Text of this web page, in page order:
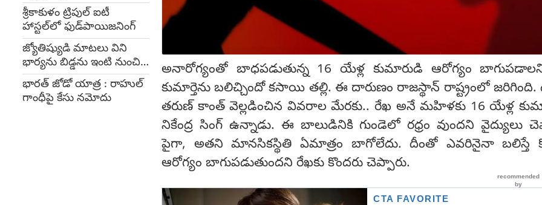
శ్రీకాకుళం ట్రిపుల్ ఐటీ
హాస్టల్‌లో ఫుడ్‌పాయిజనింగ్
జ్యోతిష్యుడి మాటలు విని
భార్యను బిడ్డను ఇంటి నుంచి
గెంటేశాడు..
భారత్ జోడో యాత్ర : రాహుల్
గాంధీపై కేసు నమోదు
అనారోగ్యంతో బాధపడుతున్న 16 యేళ్ల కుమారుడి ఆరోగ్యం
కుమార్తెను బలిచ్చిందో కసాయి తల్లి. ఈ దారుణం రాజస్థాన్ రాష్ట్రంలో జరిగింది.
తరుణ్ కాంత్ వెల్లడించిన వివరాల మేరకు.. రేఖ అనే మహిళకు 16 యేళ్ల
నికేంద్ర సింగ్ ఉన్నాడు. ఈ బాలుడినికి గుండెలో రధ్రం వుందని వైద్యులు
పైగా, అతని మానసికస్థితి ఏమాత్రం బాగోలేదు. దీంతో ఎవరినైనా బలిస్తే
ఆరోగ్యం బాగుపడుతుందని రేఖకు కొందరు చెప్పారు.